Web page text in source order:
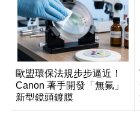
歐盟環保法規步步逼近！
Canon 著手開發「無氟」
新型鏡頭鍍膜